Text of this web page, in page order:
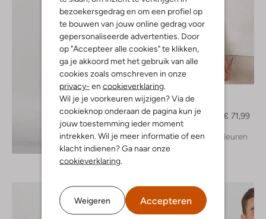
bezoekersgedrag en om een profiel op
te bouwen van jouw online gedrag voor
gepersonaliseerde advertenties. Door
op "Accepteer alle cookies" te klikken,
ga je akkoord met het gebruik van alle
cookies zoals omschreven in onze
privacy- en cookieverklaring.
Wil je je voorkeuren wijzigen? Via de
cookieknop onderaan de pagina kun je
jouw toestemming ieder moment
intrekken. Wil je meer informatie of een
klacht indienen? Ga naar onze
cookieverklaring.
Weigeren Accepteren
Ontdek de look
Drykorn
Polo
€ 119,99
€ 71,99
+ meer kleuren